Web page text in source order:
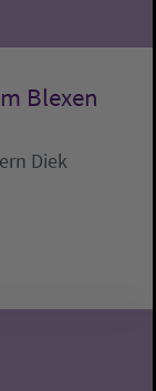
Blexen
Diek